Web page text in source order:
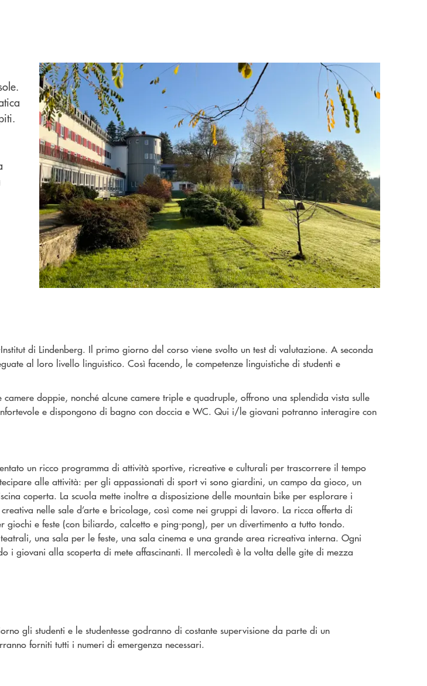
di Lindenberg. Il primo giorno del corso viene svolto un test di valutazione. A seconda
al loro livello linguistico. Così facendo, le competenze linguistiche di studenti e
camere doppie, nonché alcune camere triple e quadruple, offrono una splendida vista sulle
e dispongono di bagno con doccia e WC. Qui i/le giovani potranno interagire con
un ricco programma di attività sportive, ricreative e culturali per trascorrere il tempo
alle attività: per gli appassionati di sport vi sono giardini, un campo da gioco, un
coperta. La scuola mette inoltre a disposizione delle mountain bike per esplorare i
nelle sale d’arte e bricolage, così come nei gruppi di lavoro. La ricca offerta di
e feste (con biliardo, calcetto e ping-pong), per un divertimento a tutto tondo.
una sala per le feste, una sala cinema e una grande area ricreativa interna. Ogni
i giovani alla scoperta di mete affascinanti. Il mercoledì è la volta delle gite di mezza
gli studenti e le studentesse godranno di costante supervisione da parte di un
forniti tutti i numeri di emergenza necessari.